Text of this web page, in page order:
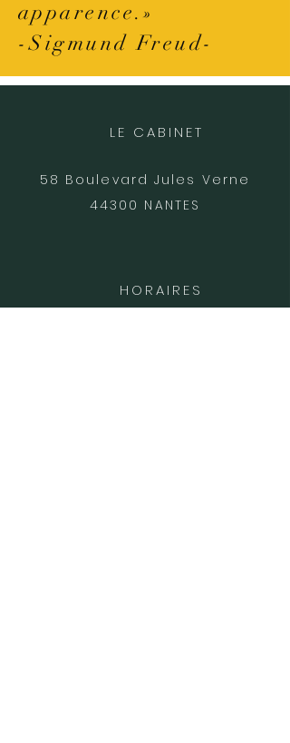
apparence.»
-Sigmund Freud-
LE CABINET
58 Boulevard Jules Verne
44300 NANTES
HORAIRES